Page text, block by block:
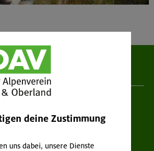
deine Zustimmung
uns dabei, unsere Dienste